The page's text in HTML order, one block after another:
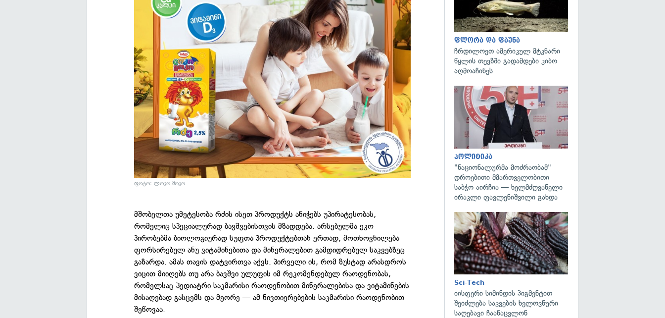
ფოტო: ლოკო მოკო
მშობელთა უმეტესობა რძის ისეთ პროდუქტს ანიჭებს უპირატესობას,
რომელიც სპეციალურად ბავშვებისთვის მზადდება. არსებულმა ეკო
პირობებმა ბიოლოგიურად სუფთა პროდუქტებთან ერთად, მოთხოვნილება
ფორსირებულ ანუ ვიტამინებითა და მინერალებით გამდიდრებულ საკვებზეც
გაზარდა. ამას თავის დატვირთვა აქვს. პირველი ის, რომ ზუსტად არასდროს
ვიცით მიიღებს თუ არა ბავშვი ულუფის იმ რეკომენდებულ რაოდენობას,
რომელსაც პედიატრი საკმარისი რაოდენობით მინერალებისა და ვიტამინების
მისაღებად გასცემს და მეორე — ამ ნივთიერებების საკმარისი რაოდენობით
შეწოვაა.
ფლორა და ფაუნა
ჩრდილოეთ ამერიკულ მტკნარი
წყლის თევზში გადამდები კიბო
აღმოაჩინეს
პოლიტიკა
"ნაციონალურმა მოძრაობამ"
დროებითი მმართველობითი
საბჭო აირჩია — ხელმძღვანელი
ირაკლი ფავლენიშვილი გახდა
Sci-Tech
იისფერი სიმინდის პიგმენტით
შეიძლება საკვების ხელოვნური
საღებავი ჩაანაცვლონ